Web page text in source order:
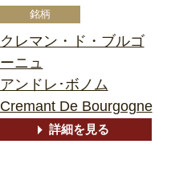
クレマン・ド・ブルゴ
ーニュ
アンドレ･ボノム
Cremant De Bourgogne
詳細を見る